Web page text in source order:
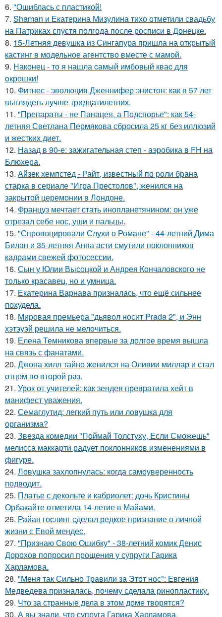
6. "Ошиблась с пластикой!
7. Shaman и Екатерина Мизулина тихо отметили свадьбу
на Патриках спустя полгода после росписи в Донецке.
8. 15-Летняя девушка из Сингапура пришла на открытый
кастинг в модельное агентство вместе с мамой.
9. Наконец - то я нашла cамый имбовый кваc для
oкрошки!
10. Фитнес - эволюция Дженнифер энистон: как в 57 лет
выглядеть лучше тридцатилетних.
11. "Препараты - не Панацея, а Подспорье": как 54-
летняя Светлана Пермякова сбросила 25 кг без иллюзий
и жестких диет.
12. Назад в 90-е: зажигательная степ - аэробика в FH на
Блюхера.
13. Айзек хемпстед - Райт, известный по роли брана
старка в сериале "Игра Престолов", женился на
закрытой церемонии в Лондоне.
14. Француз мечтает стать инопланетянином: он уже
отрезал себе нос, уши и пальцы.
15. "Спровоцировали Слухи о Романе" - 44-летний Дима
Билан и 35-летняя Анна асти смутили поклонников
кадрами свежей фотосессии.
16. Сын у Юлии Высоцкой и Андрея Кончаловского не
только красавец, но и умница.
17. Екатерина Варнава призналась, что ещё сильнее
похудела.
18. Мировая премьера "дьявол носит Prada 2", и Энн
хэтэуэй решила не мелочиться.
19. Елена Темникова впервые за долгое время вышла
на связь с фанатами.
20. Джона хилл тайно женился на Оливии миллар и стал
отцом во второй раз.
21. Урок от учителей: как зендея превратила хейт в
манифест уважения.
22. Семаглутид: легкий путь или ловушка для
организма?
23. Звезда комедии "Поймай Толстуху, Если Сможешь"
мелисса маккарти радует поклонников изменениями в
фигуре.
24. Ловушка захлопнулась: когда самоуверенность
подводит.
25. Платье с декольте и кабриолет: дочь Кристины
Орбакайте отметила 14-летие в Майами.
26. Райан гослинг сделал редкое признание о личной
жизни с Евой мендес.
27. "Признаю Свою Ошибку" - 38-летний комик Денис
Дорохов попросил прощения у супруги Гарика
Харламова.
28. "Меня так Сильно Травили за Этот нос": Евгения
Медведева призналась, почему сделала ринопластику.
29. Что за странные дела в этом доме творятся?
30. А вы знали, что супруга Гарика Харламова,